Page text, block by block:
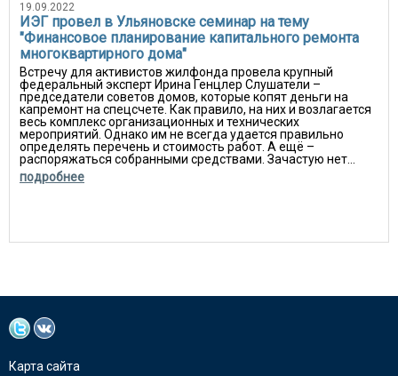
19.09.2022
ИЭГ провел в Ульяновске семинар на тему
"Финансовое планирование капитального ремонта
многоквартирного дома"
Встречу для активистов жилфонда провела крупный
федеральный эксперт Ирина Генцлер Слушатели –
председатели советов домов, которые копят деньги на
капремонт на спецсчете. Как правило, на них и возлагается
весь комплекс организационных и технических
мероприятий. Однако им не всегда удается правильно
определять перечень и стоимость работ. А ещё –
распоряжаться собранными средствами. Зачастую нет...
подробнее
Карта сайта